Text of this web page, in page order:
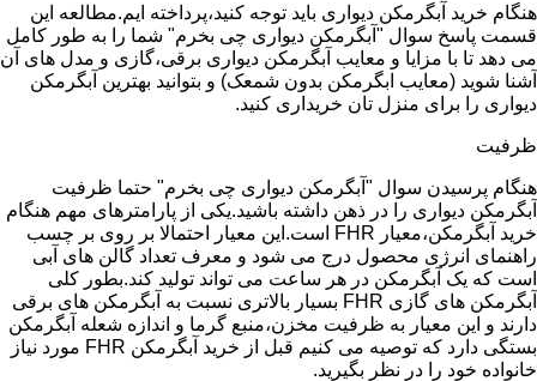
هنگام خرید آبگرمکن دیواری باید توجه کنید،پرداخته ایم.مطالعه این
قسمت پاسخ سوال "آبگرمکن دیواری چی بخرم" شما را به طور کامل
می دهد تا با مزایا و معایب آبگرمکن دیواری برقی،گازی و مدل های آن
آشنا شوید (معایب ابگرمکن بدون شمعک) و بتوانید بهترین آبگرمکن
دیواری را برای منزل تان خریداری کنید.
ظرفیت
هنگام پرسیدن سوال "آبگرمکن دیواری چی بخرم" حتما ظرفیت
آبگرمکن دیواری را در ذهن داشته باشید.یکی از پارامترهای مهم هنگام
خرید آبگرمکن،معیار FHR است.این معیار احتمالا بر روی بر چسب
راهنمای انرژی محصول درج می شود و معرف تعداد گالن های آبی
است که یک آبگرمکن در هر ساعت می تواند تولید کند.بطور کلی
آبگرمکن های گازی FHR بسیار بالاتری نسبت به آبگرمکن های برقی
دارند و این معیار به ظرفیت مخزن،منبع گرما و اندازه شعله آبگرمکن
بستگی دارد که توصیه می کنیم قبل از خرید آبگرمکن FHR مورد نیاز
خانواده خود را در نظر بگیرید.